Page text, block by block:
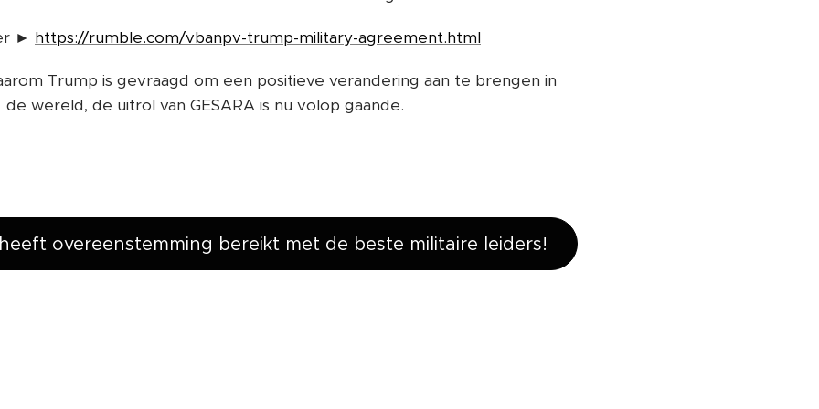
► https://rumble.com/vbanpv-trump-military-agreement.html
Trump is gevraagd om een positieve verandering aan te brengen in
de wereld, de uitrol van GESARA is nu volop gaande.
overeenstemming bereikt met de beste militaire leiders!